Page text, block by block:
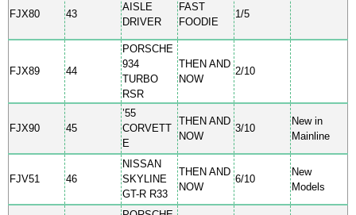
FJX80 43
AISLE
DRIVER
FAST
FOODIE
1/5
FJX89 44
PORSCHE
934
TURBO
RSR
THEN AND
NOW
2/10
FJX90 45
’55
CORVETT
E
THEN AND
NOW
3/10
New in
Mainline
FJV51 46
NISSAN
SKYLINE
GT-R R33
THEN AND
NOW
6/10
New
Models